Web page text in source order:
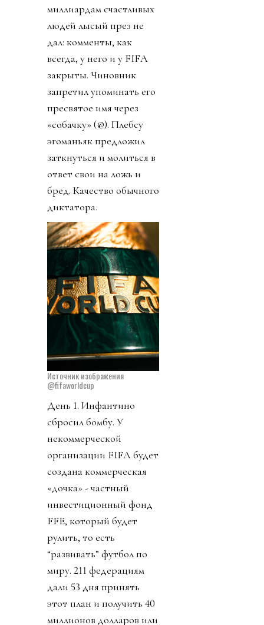
миллиардам счастливых
людей лысый през не
дал: комменты, как
всегда, у него и у FIFA
закрыты. Чиновник
запретил упоминать его
пресвятое имя через
«собачку» (@). Плебсу
эгоманьяк предложил
заткнуться и молиться в
ответ свои на ложь и
бред. Качество обычного
диктатора.
Источник изображения
@fifaworldcup
День 1. Инфантино
сбросил бомбу. У
некоммерческой
организации FIFA будет
создана коммерческая
«дочка» - частный
инвестиционный фонд
FFE, который будет
рулить, то есть
“развивать” футбол по
миру. 211 федерациям
дали 53 дня принять
этот план и получить 40
миллионов долларов или